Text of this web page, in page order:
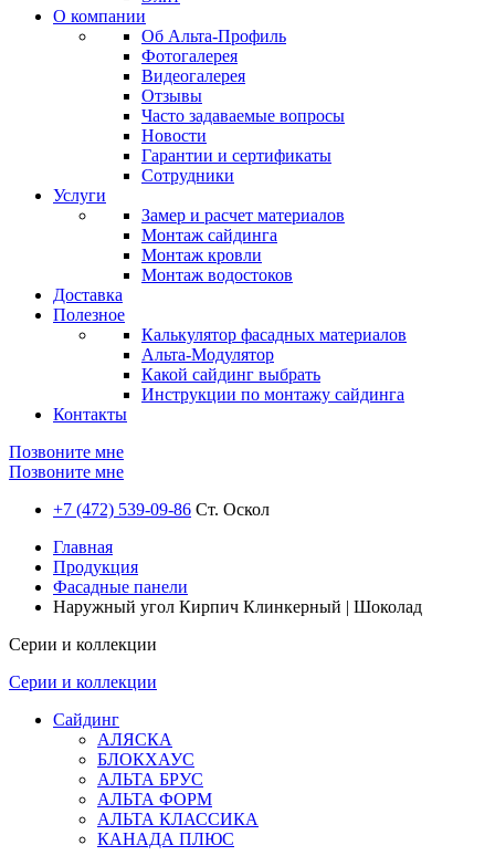
О компании
Об Альта-Профиль
Фотогалерея
Видеогалерея
Отзывы
Часто задаваемые вопросы
Новости
Гарантии и сертификаты
Сотрудники
Услуги
Замер и расчет материалов
Монтаж сайдинга
Монтаж кровли
Монтаж водостоков
Доставка
Полезное
Калькулятор фасадных материалов
Альта-Модулятор
Какой сайдинг выбрать
Инструкции по монтажу сайдинга
Контакты
Позвоните мне
Позвоните мне
+7 (472) 539-09-86 Ст. Оскол
Главная
Продукция
Фасадные панели
Наружный угол Кирпич Клинкерный | Шоколад
Серии и коллекции
Серии и коллекции
Сайдинг
АЛЯСКА
БЛОКХАУС
АЛЬТА БРУС
АЛЬТА ФОРМ
АЛЬТА КЛАССИКА
КАНАДА ПЛЮС